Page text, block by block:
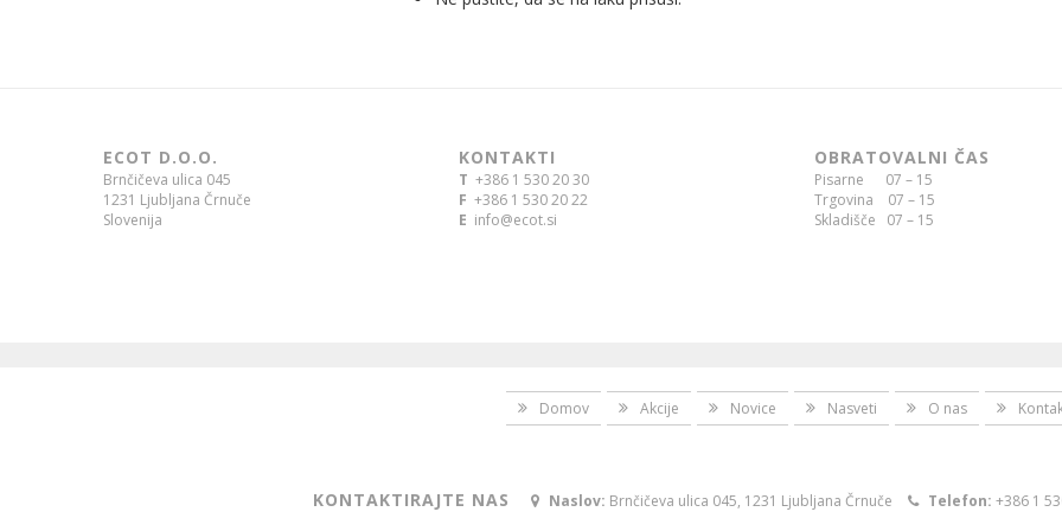
ECOT D.O.O.
Brnčičeva ulica 045
1231 Ljubljana Črnuče
Slovenija
KONTAKTI
T +386 1 530 20 30
F +386 1 530 20 22
E info@ecot.si
OBRATOVALNI ČAS
Pisarne 07 – 15
Trgovina 07 – 15
Skladišče 07 – 15
Domov Akcije Novice Nasveti O nas
KONTAKTIRAJTE NAS Naslov: Brnčičeva ulica 045, 1231 Ljubljana Črnuče Telefon: +386 1